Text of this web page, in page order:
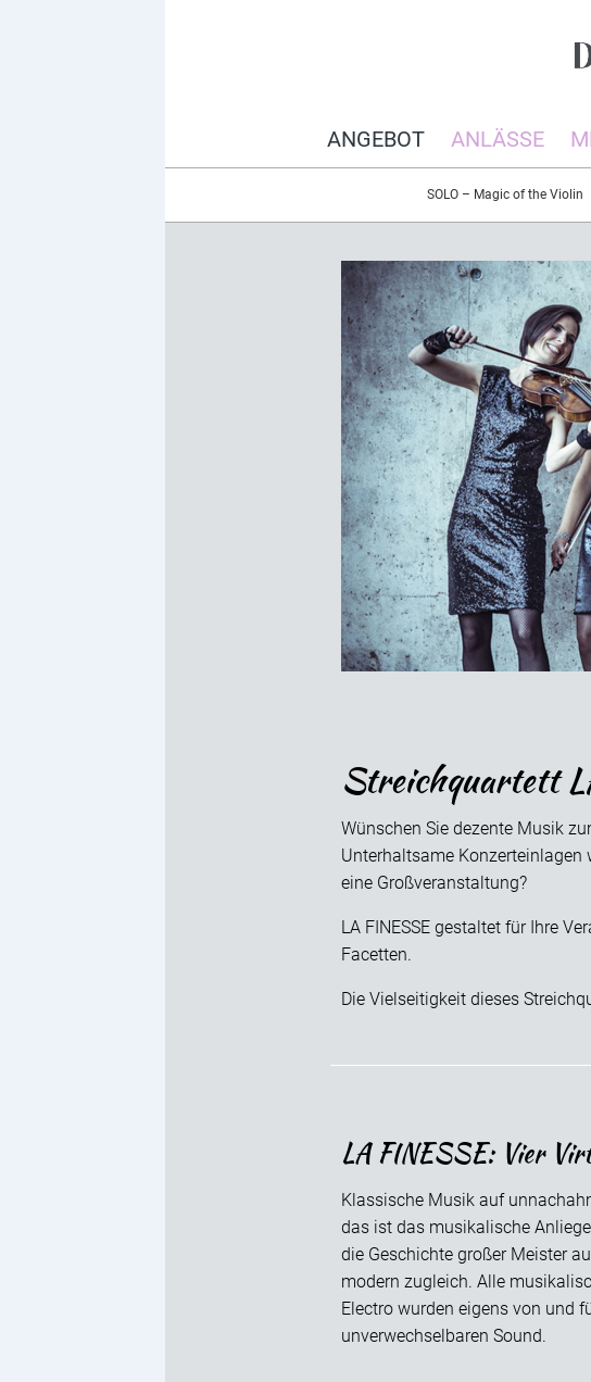
ANGEBOT
SOLO – Magic of the Violin
ANLÄSSE
Streichquartett
Wünschen Sie dezente Musik
Unterhaltsame Konzerteinlagen
eine Großveranstaltung?
LA FINESSE gestaltet für Ihre
Facetten.
Die Vielseitigkeit dieses
LA FINESSE: Vier
Klassische Musik auf
das ist das musikalische
die Geschichte großer Meister
modern zugleich. Alle
Electro wurden eigens von und
unverwechselbaren Sound.